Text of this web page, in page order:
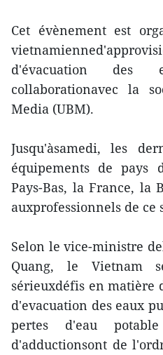
Cet évènement est
d'évacuation des
collaborationavec la
Media (UBM).
Jusqu'àsamedi, les
équipements de pays
Pays-Bas, la France, la
auxprofessionnels de ce
Selon le vice-ministre
Quang, le Vietnam
sérieuxdéfis en matière
d'evacuation des eaux
pertes d'eau
d'adductionsont de